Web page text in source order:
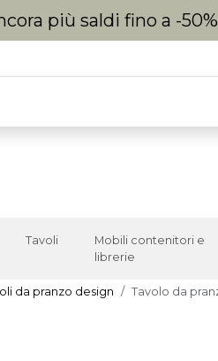
più saldi fino a -
Tavoli
Mobili contenitori e
librerie
da pranzo design Tavolo da